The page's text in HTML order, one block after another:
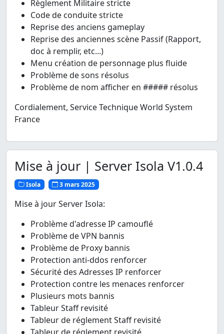
Règlement Militaire stricte
Code de conduite stricte
Reprise des anciens gameplay
Reprise des anciennes scène Passif (Rapport,
doc à remplir, etc...)
Menu création de personnage plus fluide
Problème de sons résolus
Problème de nom afficher en ##### résolus
Cordialement, Service Technique World System
France
Mise à jour | Server Isola V1.0.4
Isola 3 mars 2025
Mise à jour Server Isola:
Problème d'adresse IP camouflé
Problème de VPN bannis
Problème de Proxy bannis
Protection anti-ddos renforcer
Sécurité des Adresses IP renforcer
Protection contre les menaces renforcer
Plusieurs mots bannis
Tableur Staff revisité
Tableur de réglement Staff revisité
Tableur de réglement revisité